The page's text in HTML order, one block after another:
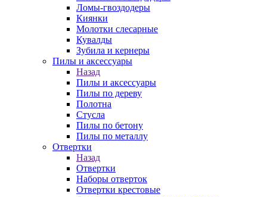
Ломы-гвоздодеры
Киянки
Молотки слесарные
Кувалды
Зубила и кернеры
Пилы и аксессуары
Назад
Пилы и аксессуары
Пилы по дереву
Полотна
Стусла
Пилы по бетону
Пилы по металлу
Отвертки
Назад
Отвертки
Наборы отверток
Отвертки крестовые